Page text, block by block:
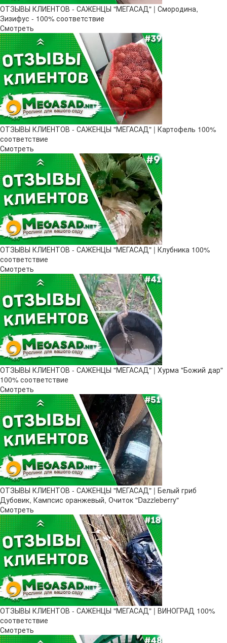
ОТЗЫВЫ КЛИЕНТОВ - САЖЕНЦЫ "МЕГАСАД" | Смородина,
Зизифус - 100% соответствие
Смотреть
ОТЗЫВЫ КЛИЕНТОВ - САЖЕНЦЫ "МЕГАСАД" | Картофель 100%
соответствие
Смотреть
ОТЗЫВЫ КЛИЕНТОВ - САЖЕНЦЫ "МЕГАСАД" | Клубника 100%
соответствие
Смотреть
ОТЗЫВЫ КЛИЕНТОВ - САЖЕНЦЫ "МЕГАСАД" | Хурма "Божий дар" ​
100% соответствие
Смотреть
ОТЗЫВЫ КЛИЕНТОВ - САЖЕНЦЫ "МЕГАСАД" | Белый гриб
Дубовик, Кампсис оранжевый, Очиток "Dazzleberry"
Смотреть
ОТЗЫВЫ КЛИЕНТОВ - САЖЕНЦЫ "МЕГАСАД" | ВИНОГРАД 100%
соответствие
Смотреть